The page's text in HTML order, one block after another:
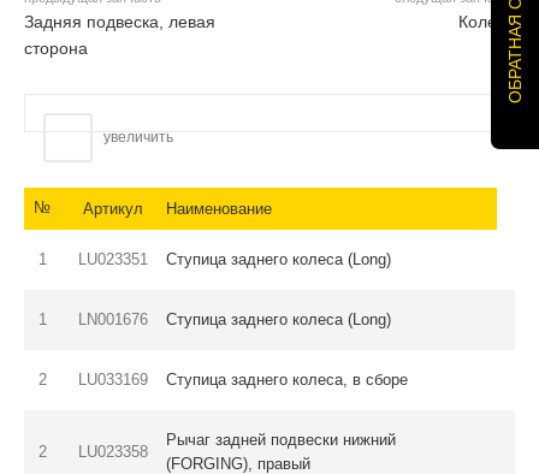
Задняя подвеска, левая
сторона
Колеса
увеличить
№ Артикул Наименование
1 LU023351 Cтупица заднего колеса (Long)
1 LN001676 Ступица заднего колеса (Long)
2 LU033169 Cтупица заднего колеса, в сборе
2 LU023358
Рычаг задней подвески нижний
(FORGING), правый